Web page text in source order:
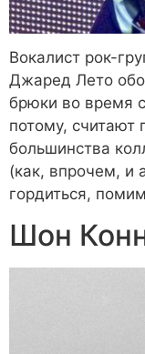
Вокалист рок-
Джаред Лето
брюки во время
потому, считают
большинства
(как, впрочем, и
гордиться,
Шон